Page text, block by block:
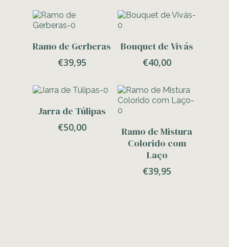
Ramo de Gerberas
€39,95
Bouquet de Vivás
€40,00
Adicionar
Jarra de Túlipas
€50,00
Ramo de Mistura
Colorido com
Laço
€39,95